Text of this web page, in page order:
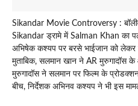
Sikandar Movie Controversy :
Sikandar ड्रामे में Salman Khan का
अभिषेक कश्यप पर बरसे भाईजान को लेकर
मुताबिक, सलमान खान ने AR मुरुगादॉस के
मुरुगादॉस ने सलमान पर फिल्म के
बीच, निर्देशक अभिनव कश्यप ने भी इस